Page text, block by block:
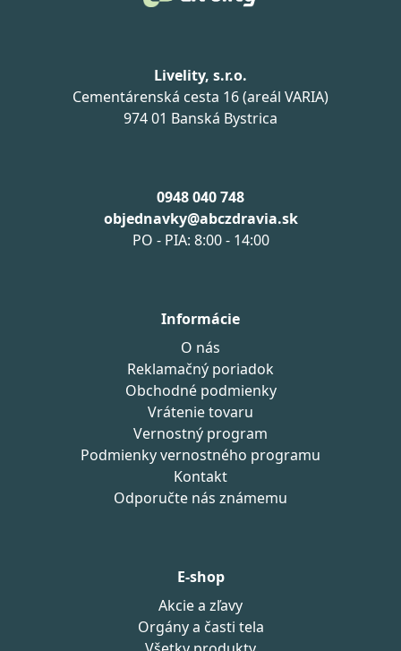
Livelity, s.r.o.
Cementárenská cesta 16 (areál VARIA)
974 01 Banská Bystrica
0948 040 748
objednavky@abczdravia.sk
PO - PIA: 8:00 - 14:00
Informácie
O nás
Reklamačný poriadok
Obchodné podmienky
Vrátenie tovaru
Vernostný program
Podmienky vernostného programu
Kontakt
Odporučte nás známemu
E-shop
Akcie a zľavy
Orgány a časti tela